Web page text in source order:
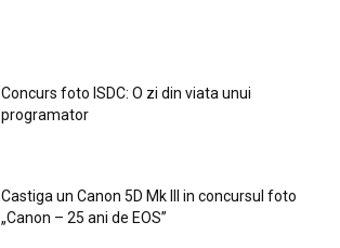
Concurs foto ISDC: O zi din viata unui
programator
Castiga un Canon 5D Mk III in concursul foto
„Canon – 25 ani de EOS”